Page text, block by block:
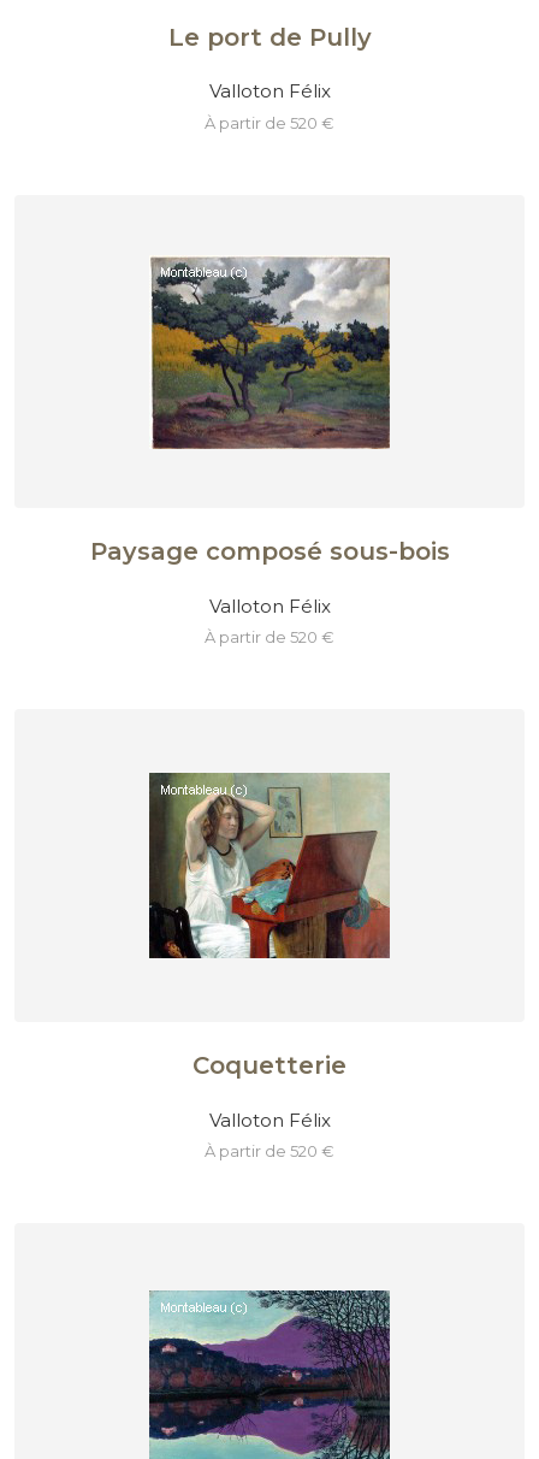
Le port de Pully
Valloton Félix
à partir de 520 €
Paysage composé sous-bois
Valloton Félix
à partir de 520 €
Coquetterie
Valloton Félix
à partir de 520 €